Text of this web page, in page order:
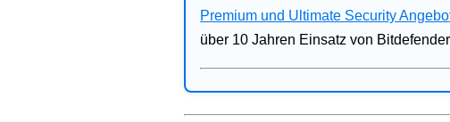
Premium und Ultimate Security
über 10 Jahren Einsatz von